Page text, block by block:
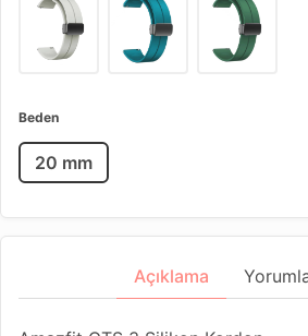
Beden
20 mm
Açıklama